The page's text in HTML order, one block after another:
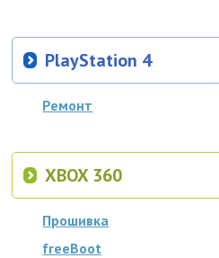
PlayStation 4
Ремонт
XBOX 360
Прошивка
freeBoot